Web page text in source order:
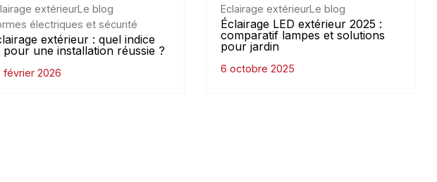
extérieurLe blog
électriques et sécurité
extérieur : quel indice
pour une installation réussie ?
février 2026
Eclairage extérieurLe blog
Éclairage LED extérieur 2025 :
comparatif lampes et solutions
pour jardin
6 octobre 2025